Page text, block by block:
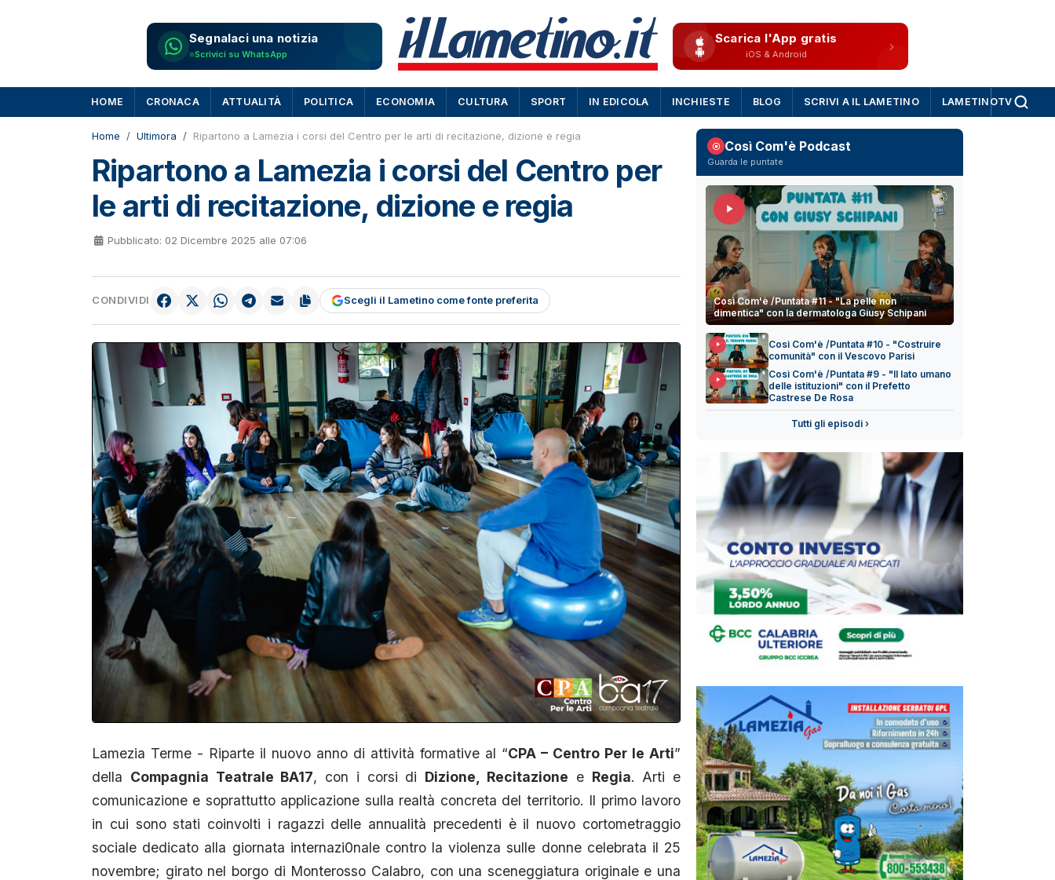
Segnalaci una notizia
Scrivici su WhatsApp
Scarica l'App gratis
iOS & Android
HOME CRONACA ATTUALITÀ POLITICA ECONOMIA CULTURA SPORT IN EDICOLA INCHIESTE BLOG SCRIVI A IL LAMETINO LAMETINOTV
Home Ultimora Ripartono a Lamezia i corsi del Centro per le arti di recitazione, dizione e regia
Ripartono a Lamezia i corsi del Centro per
le arti di recitazione, dizione e regia
Pubblicato: 02 Dicembre 2025 alle 07:06
CONDIVIDI Scegli il Lametino come fonte preferita
Lamezia Terme - Riparte il nuovo anno di attività formative al “CPA – Centro Per le Arti”
della Compagnia Teatrale BA17, con i corsi di Dizione, Recitazione e Regia. Arti e
comunicazione e soprattutto applicazione sulla realtà concreta del territorio. Il primo lavoro
in cui sono stati coinvolti i ragazzi delle annualità precedenti è il nuovo cortometraggio
sociale dedicato alla giornata internazi0nale contro la violenza sulle donne celebrata il 25
novembre; girato nel borgo di Monterosso Calabro, con una sceneggiatura originale e una
Così Com'è Podcast
Guarda le puntate
Così Com'è /Puntata #11 - "La pelle non
dimentica" con la dermatologa Giusy Schipani
Così Com'è /Puntata #10 - "Costruire
comunità" con il Vescovo Parisi
Così Com'è /Puntata #9 - "Il lato umano
delle istituzioni" con il Prefetto
Castrese De Rosa
Tutti gli episodi ›